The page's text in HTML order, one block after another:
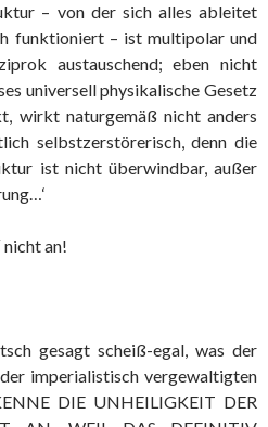
– von der sich alles ableitet
funktioniert – ist multipolar und
austauschend; eben nicht
universell physikalische Gesetz
wirkt naturgemäß nicht anders
selbstzerstörerisch, denn die
ist nicht überwindbar, außer
nicht an!
gesagt scheiß-egal, was der
imperialistisch vergewaltigten
DIE UNHEILIGKEIT DER